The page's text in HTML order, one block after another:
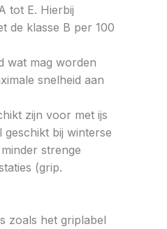
tot E. Hierbij
de klasse B per 100
wat mag worden
snelheid aan
zijn voor met ijs
geschikt bij winterse
strenge
(grip.
zoals het griplabel